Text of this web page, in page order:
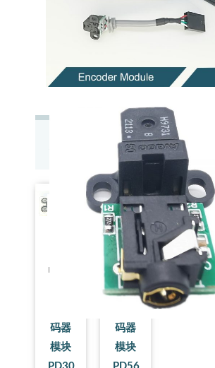
Encoder
码器
模块
Micro
Encoder
空心
码器
模块